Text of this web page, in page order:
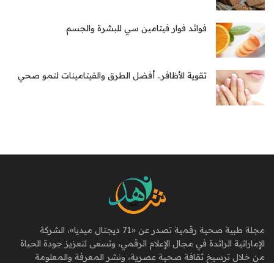
فوائد فوار فيتامين سي للبشرة والجسم
تقوية الأظافر.. أفضل الطرق والفيتامينات لنمو صحي
مجلة طبية صحية رقمية تصدر عن «71 ديجتال ميديا»، الشركة
الإماراتية الرائدة في مجال الإعلام الرقمي، وتسعى لتعزيز جودة الحياة
من خلال ترسيخ ثقافة صحية عصرية، ونشر المعرفة والمعلومة